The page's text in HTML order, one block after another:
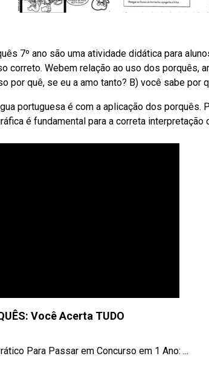
7º ano são uma atividade didática para
correto. Webem relação ao uso dos porquês,
por quê, se eu a amo tanto? B) você sabe por
portuguesa é com a aplicação dos porquês.
é fundamental para a correta interpretação
Você Acerta TUDO
Para Passar em Concurso em 1 Ano: ...